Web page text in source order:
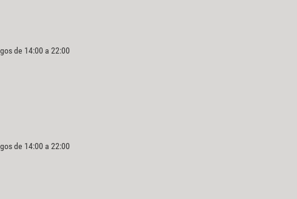
de 14:00 a 22:00
de 14:00 a 22:00